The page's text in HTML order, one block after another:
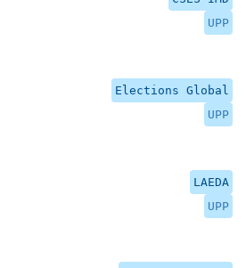
UPP
Elections Global
UPP
LAEDA
UPP